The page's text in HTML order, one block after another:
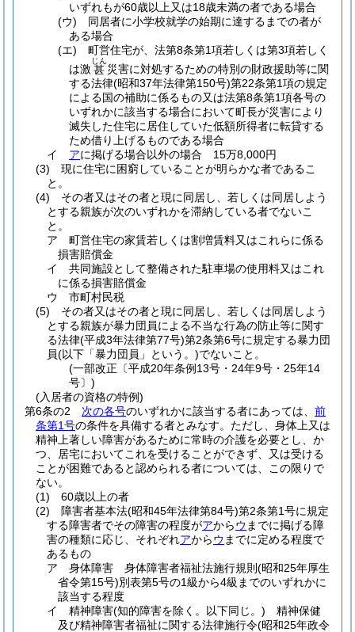
いずれもが60歳以上又は18歳未満の者である場合
(ウ)
同居者に小学校就学の始期に達するまでの者が
ある場合
(エ)
町営住宅が、法第8条第1項若しくは第3項若しく
は激 甚
じん
災害に対処するための特別の財政援助等に関
する法律(昭和37年法律第150号)第22条第1項の規定
による国の補助に係るもの又は法第8条第1項各号の
いずれかに該当する場合において町長が災害により
滅失した住宅に居住していた低額所得者に転貸する
ため借り上げるものである場合
イ
アに掲げる場合以外の場合 15万8,000円
(3)
現に住宅に困窮していることが明らかな者であるこ
と。
(4)
その者又はその者と現に同居し、若しくは同居しよう
とする親族が次のいずれかを滞納している者でないこ
と。
ア
町営住宅の家賃若しくは割増賃料又はこれらに係る
損害賠償金
イ
共同施設として整備された駐車場の使用料又はこれ
に係る損害賠償金
ウ
市町村民税
(5)
その者又はその者と現に同居し、若しくは同居しよう
とする親族が暴力団員による不当な行為の防止等に関す
る法律(平成3年法律第77号)第2条第6号に規定する暴力団
員(以下「暴力団員」という。)でないこと。
(一部改正〔平成20年条例13号・24年9号・25年14
号〕)
(入居者の資格の特例)
第6条の2
次の各号のいずれかに該当する者にあっては、 前
条第1号の条件を具備する者とみなす。 ただし、身体上又は
精神上著しい障害があるために常時の介護を必要とし、か
つ、居宅においてこれを受けることができず、又は受ける
ことが困難であると認められる者については、この限りで
ない。
(1)
60歳以上の者
(2)
障害者基本法(昭和45年法律第84号)第2条第1号に規定
する障害者でその障害の程度がアからウ までに掲げる障
害の種類に応じ、それぞれアからウ までに定める程度で
あるもの
ア
身体障害 身体障害者福祉法施行規則 (昭和25年厚生
省令第15号)別表第5号の1級から4級までのいずれかに
該当する程度
イ
精神障害(知的障害を除く。以下同じ。) 精神保健
及び精神障害者福祉に関する法律施行令(昭和25年政令